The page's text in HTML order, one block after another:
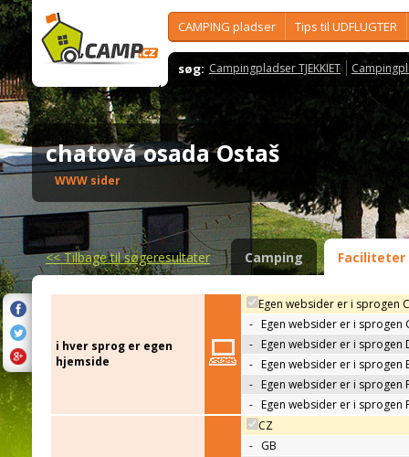
CAMPING pladser Tips til UDFLUGTER
søg: Campingpladser TJEKKIET
chatová osada Ostaš
WWW sider
<<Tilbage til søgeresultater Camping Faciliteter
i hver sprog er egen
hjemside
Egen websider er i sprogen
- Egen websider er i sprogen
- Egen websider er i sprogen
- Egen websider er i sprogen
- Egen websider er i sprogen
- Egen websider er i sprogen
CZ
- GB